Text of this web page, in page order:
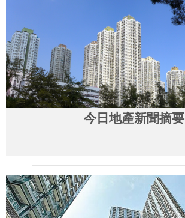
今日地產新聞摘要